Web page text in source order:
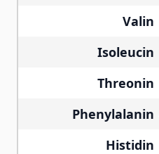
Valin
Isoleucin
Threonin
Phenylalanin
Histidin